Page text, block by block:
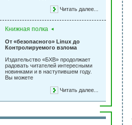
Читать далее...
Книжная полка
От «безопасного» Linux до
Контролируемого взлома
Издательство «БХВ» продолжает
радовать читателей интересными
новинками и в наступившем году.
Вы можете
Читать далее...